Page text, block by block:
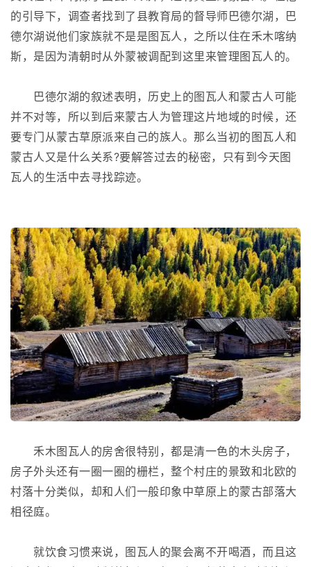
的引导下，调查者找到了县教育局的督导师巴德尔湖，巴
德尔湖说他们家族就不是是图瓦人，之所以住在禾木喀纳
斯，是因为清朝时从外蒙被调配到这里来管理图瓦人的。
巴德尔湖的叙述表明，历史上的图瓦人和蒙古人可能
并不对等，所以到后来蒙古人为管理这片地域的时候，还
要专门从蒙古草原派来自己的族人。那么当初的图瓦人和
蒙古人又是什么关系?要解答过去的秘密，只有到今天图
瓦人的生活中去寻找踪迹。
禾木图瓦人的房舍很特别，都是清一色的木头房子，
房子外头还有一圈一圈的栅栏，整个村庄的景致和北欧的
村落十分类似，却和人们一般印象中草原上的蒙古部落大
相径庭。
就饮食习惯来说，图瓦人的聚会离不开喝酒，而且这